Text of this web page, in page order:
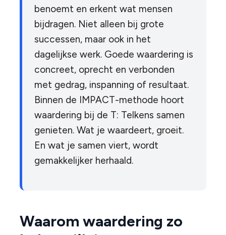
benoemt en erkent wat mensen
bijdragen. Niet alleen bij grote
successen, maar ook in het
dagelijkse werk. Goede waardering is
concreet, oprecht en verbonden
met gedrag, inspanning of resultaat.
Binnen de IMPACT-methode hoort
waardering bij de T: Telkens samen
genieten. Wat je waardeert, groeit.
En wat je samen viert, wordt
gemakkelijker herhaald.
Waarom waardering zo